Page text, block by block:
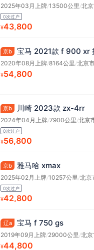
2025年03月上牌/13500公里/北
0次过户
¥43,800
京b 宝马 2021款 f 900 xr
2020年08月上牌/8164公里/北京
¥54,800
京b 川崎 2023款 zx-4rr
2024年04月上牌/7900公里/北京
0次过户
¥56,800
京b 雅马哈 xmax
2025年02月上牌/10257公里 /北京
0次过户
¥42,800
辽a 宝马 f 750 gs
2019年09月上牌/29000公里 /北
¥44,800